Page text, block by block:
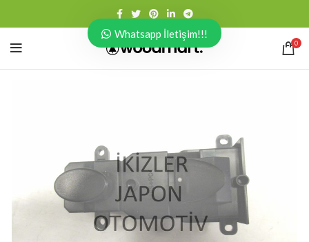
0
Whatsapp İletişim!!!